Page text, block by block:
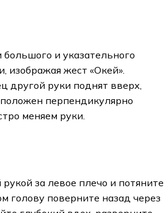
и указательного
изображая жест «Окей».
другой руки поднят вверх,
перпендикулярно
меняем руки.
за левое плечо и потяните
голову поверните назад через